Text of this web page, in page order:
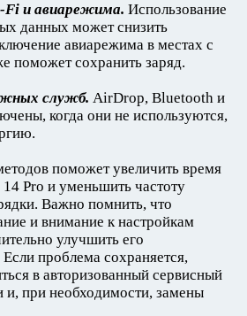
Fi и авиарежима. Использование
данных может снизить
авиарежима в местах с
поможет сохранить заряд.
служб. AirDrop, Bluetooth и
когда они не используются,
поможет увеличить время
Pro и уменьшить частоту
Важно помнить, что
и внимание к настройкам
улучшить его
проблема сохраняется,
в авторизованный сервисный
и, при необходимости, замены